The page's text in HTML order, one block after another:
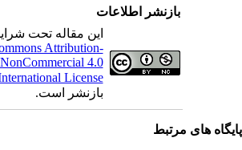
بازنشر اطلاعات
این مقاله تحت
Attribution-
NonCommercial 4.0
International License
بازنشر است.
های مرتبط